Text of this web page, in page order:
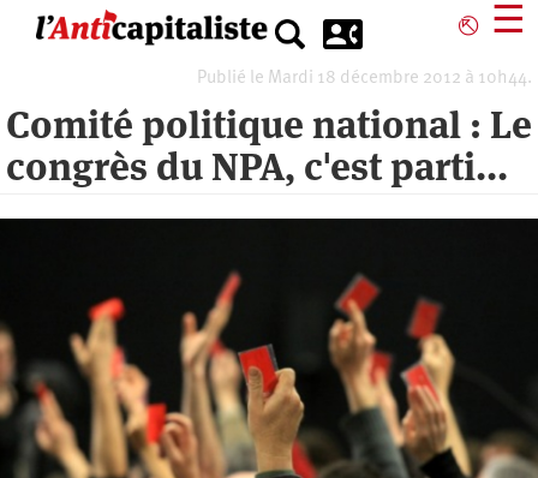
⎋ ☰
Publié le Mardi 18 décembre 2012 à 10h44.
Comité politique national : Le
congrès du NPA, c'est parti...